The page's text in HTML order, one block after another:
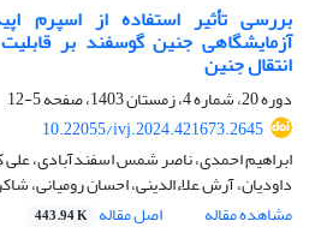
بررسی تأثیر استفاده از اسپرم
آزمایشگاهی جنین‌ گوسفند بر
انتقال جنین
دوره 20، شماره 4، زمستان 1403، صفحه
5-12
10.22055/ivj.2024.421673.2645
ابراهیم احمدی، ناصر شمس اسفندآبادی،
داودیان، آرش َعلاءالدینی، احسان رومیانی،
مشاهده مقاله
اصل مقاله 443.94 K